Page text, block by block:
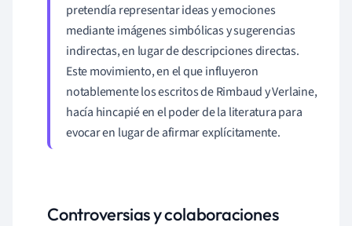
pretendía representar ideas y emociones
mediante imágenes simbólicas y sugerencias
indirectas, en lugar de descripciones directas.
Este movimiento, en el que influyeron
notablemente los escritos de Rimbaud y Verlaine,
hacía hincapié en el poder de la literatura para
evocar en lugar de afirmar explícitamente.
Controversias y colaboraciones